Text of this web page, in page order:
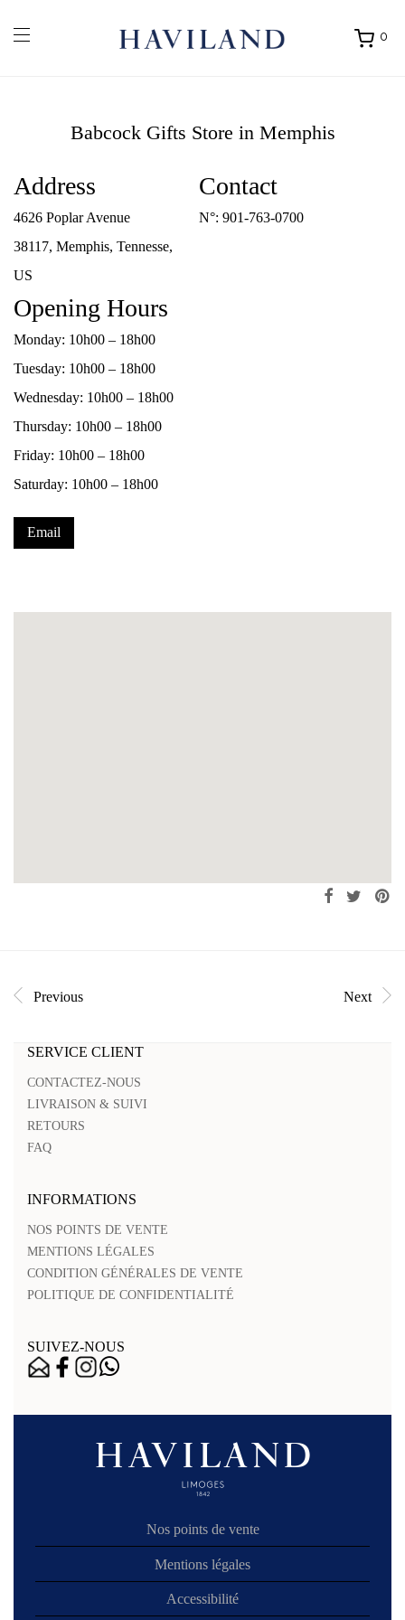
0
Ouvrir
Babcock Gifts Store in Memphis
Address
4626 Poplar Avenue
38117, Memphis, Tennesse,
US
Contact
N°: 901-763-0700
Opening Hours
Monday: 10h00 – 18h00
Tuesday: 10h00 – 18h00
Wednesday: 10h00 – 18h00
Thursday: 10h00 – 18h00
Friday: 10h00 – 18h00
Saturday: 10h00 – 18h00
Email
Previous Next
SERVICE CLIENT
CONTACTEZ-NOUS
LIVRAISON & SUIVI
RETOURS
FAQ
INFORMATIONS
NOS POINTS DE VENTE
MENTIONS LÉGALES
CONDITION GÉNÉRALES DE VENTE
POLITIQUE DE CONFIDENTIALITÉ
SUIVEZ-NOUS
Nos points de vente
Mentions légales
Accessibilité